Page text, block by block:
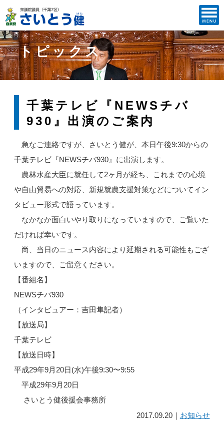
トピックス
千葉テレビ『NEWSチバ
930』出演のご案内
急なご連絡ですが、さいとう健が、本日午後9:30からの
千葉テレビ『NEWSチバ930』に出演します。
農林水産大臣に就任して2ヶ月が経ち、これまでの心境
や自由貿易への対応、新規就農支援対策などについてイン
タビュー形式で語っています。
なかなか面白いやり取りになっていますので、ご覧いた
だければ幸いです。
尚、当日のニュース内容により延期される可能性もござ
いますので、ご留意ください。
【番組名】
NEWSチバ930
（インタビュアー：吉田隼記者）
【放送局】
千葉テレビ
【放送日時】
平成29年9月20日(水)午後9:30〜9:55
平成29年9月20日
さいとう健後援会事務所
2017.09.20｜ お知らせ